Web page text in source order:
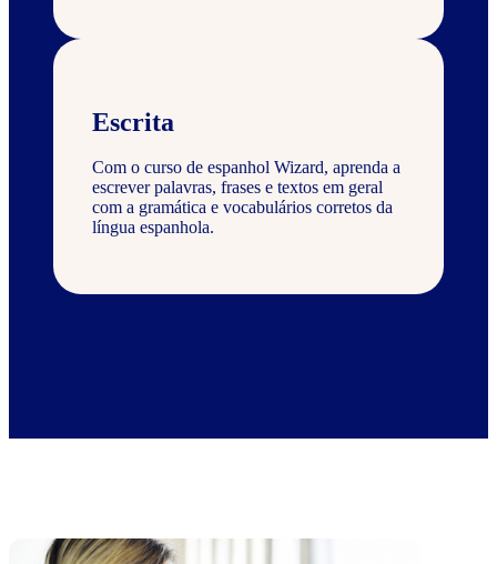
Escrita
Com o curso de espanhol Wizard, aprenda a
escrever palavras, frases e textos em geral
com a gramática e vocabulários corretos da
língua espanhola.